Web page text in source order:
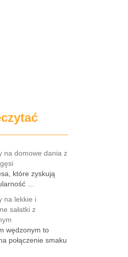
na domowe dania z
które zyskują
…
na lekkie i
sałatki z
wędzonym to
połączenie smaku